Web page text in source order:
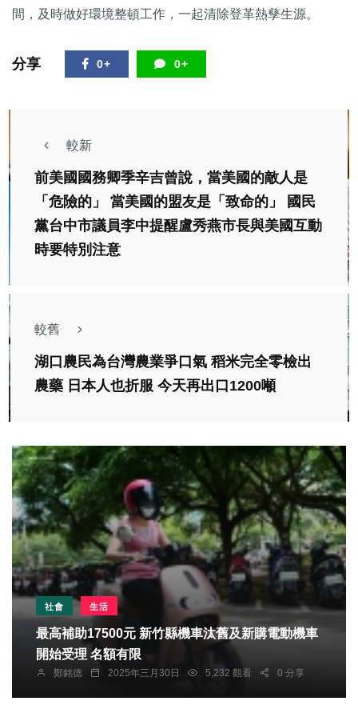
間，及時做好環境整頓工作，一起清除登革熱孳生源。
分享 0+ 0+
較新
前美國國務卿季辛吉曾說，當美國的敵人是
「危險的」 當美國的盟友是「致命的」 國民
黨台中市議員李中提醒盧秀燕市長與美國互動
時要特別注意
較舊
湖口農民為台灣農業爭口氣 稻米完全零檢出
農藥 日本人也折服 今天再出口1200噸
社會 生活
最高補助17500元 新竹縣機車汰舊及新購電動機車
開始受理 名額有限
鄭銘德 2025年三月30日 5,232 觀看 0 分享